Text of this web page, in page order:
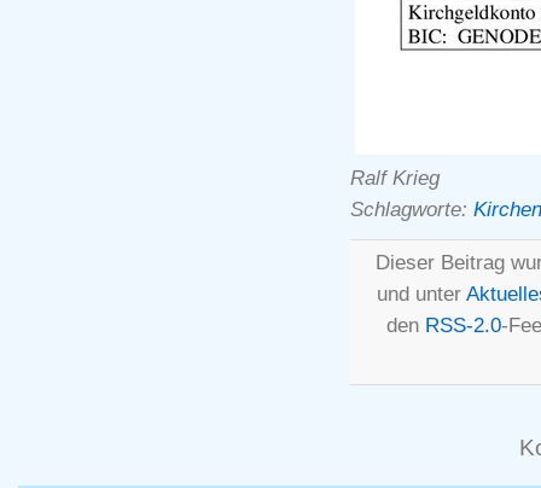
Ralf Krieg
Schlagworte:
Dieser Beitrag
und unter
den RSS-2.0-